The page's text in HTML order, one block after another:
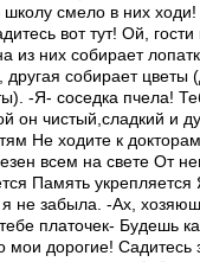
школу смело в них
вот тут! Ой, гости
из них собирает
другая собирает цветы
-Я- соседка пчела!
он чистый,сладкий и
Не ходите к
всем на свете От
Память
не забыла. -Ах,
платочек- Будешь
мои дорогие! Садитесь